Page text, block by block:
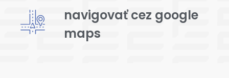
navigovať cez google
maps